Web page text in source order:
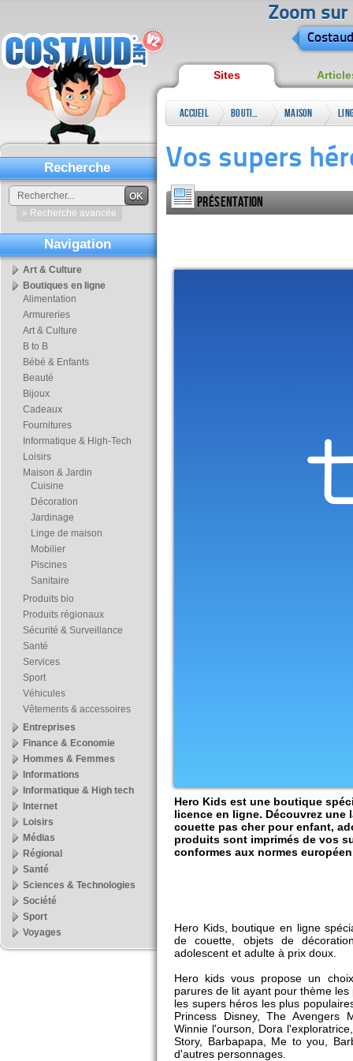
Zoom sur
Sites
Accueil
Boutiques
Maison
Jardin
Vos supers
Présentation
Hero Kids est une boutique
licence en ligne. Découvrez une
couette pas cher pour enfant,
produits sont imprimés de vos
conformes aux normes
Hero Kids, boutique en ligne
de couette, objets de
adolescent et adulte à prix doux.
Hero kids vous propose un
parures de lit ayant pour thème
les supers héros les plus
Princess Disney, The Avengers
Winnie l'ourson, Dora
Story, Barbapapa, Me to you,
d'autres personnages.
Recherche
OK
» Recherche avancée
Navigation
Art & Culture
Boutiques en ligne
Alimentation
Armureries
Art & Culture
B to B
Bébé & Enfants
Beauté
Bijoux
Cadeaux
Fournitures
Informatique & High-Tech
Loisirs
Maison & Jardin
Cuisine
Décoration
Jardinage
Linge de maison
Mobilier
Piscines
Sanitaire
Produits bio
Produits régionaux
Sécurité & Surveillance
Santé
Services
Sport
Véhicules
Vêtements & accessoires
Entreprises
Finance & Economie
Hommes & Femmes
Informations
Informatique & High tech
Internet
Loisirs
Médias
Régional
Santé
Sciences & Technologies
Société
Sport
Voyages